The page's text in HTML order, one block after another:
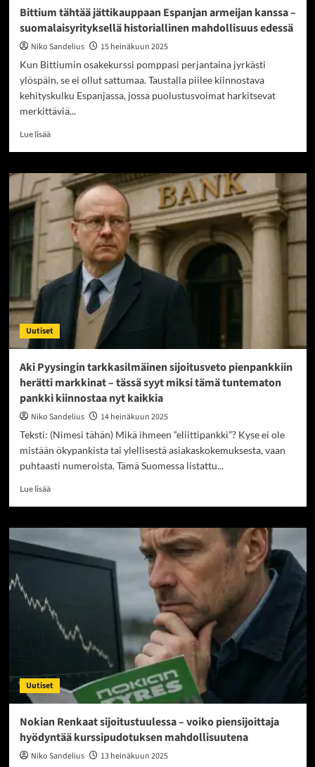
Bittium tähtää jättikauppaan Espanjan armeijan kanssa –
suomalaisyrityksellä historiallinen mahdollisuus edessä
Niko Sandelius
15 heinäkuun 2025
Kun Bittiumin osakekurssi pomppasi perjantaina jyrkästi
ylöspäin, se ei ollut sattumaa. Taustalla piilee kiinnostava
kehityskulku Espanjassa, jossa puolustusvoimat harkitsevat
merkittäviä...
Lue lisääRead
Bittium
tähtää
jättikauppaan
Espanjan
armeijan
kanssa
–
suomalaisyrityksellä
historiallinen
mahdollisuus
Uutiset
Aki Pyysingin tarkkasilmäinen sijoitusveto pienpankkiin
herätti markkinat – tässä syyt miksi tämä tuntematon
pankki kiinnostaa nyt kaikkia
Niko Sandelius
14 heinäkuun 2025
Teksti: (Nimesi tähän) Mikä ihmeen “eliittipankki”? Kyse ei ole
mistään ökypankista tai ylellisestä asiakaskokemuksesta, vaan
puhtaasti numeroista. Tämä Suomessa listattu...
Lue lisääRead
Aki
tarkkasilmäinen
sijoitusveto
markkinat
–
tässä
tämä
tuntematon
pankki
nyt
kaikkia
Uutiset
Nokian Renkaat sijoitustuulessa – voiko piensijoittaja
hyödyntää kurssipudotuksen mahdollisuutena
Niko Sandelius
13 heinäkuun 2025